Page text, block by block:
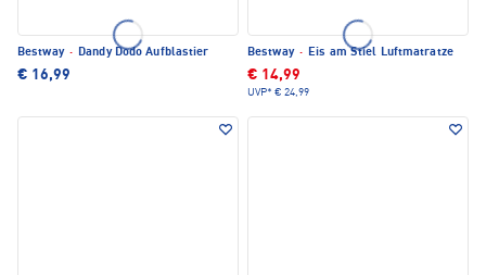
Bestway · Dandy Dodo Aufblastier
€ 16,99
Bestway · Eis am Stiel Luftmatratze
€ 14,99
UVP* € 24,99